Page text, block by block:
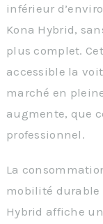
inférieur
Kona Hybrid,
plus complet.
accessible la
marché en
augmente, que
professionnel.
La
mobilité durable
Hybrid affiche